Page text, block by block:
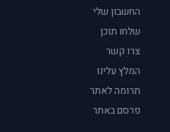
החשבון שלי
שלחו תוכן
צרו קשר
המלץ עלינו
תרומה לאתר
פרסם באתר